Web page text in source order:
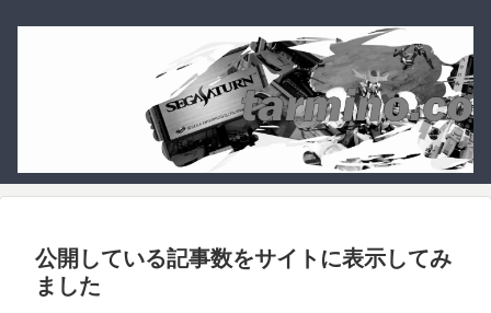
公開している記事数をサイトに表示してみ
ました